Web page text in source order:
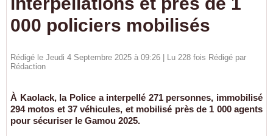
000 policiers mobilisés
Rédigé le Jeudi 4 Septembre 2025 à 09:26 | Lu 228 fois Rédigé par
Rédaction
À Kaolack, la Police a interpellé 271 personnes, immobilisé
294 motos et 37 véhicules, et mobilisé près de 1 000 agents
pour sécuriser le Gamou 2025.